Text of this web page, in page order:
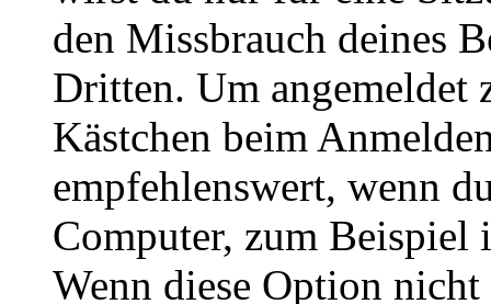
den Missbrauch deines
Dritten. Um angemeldet
Kästchen beim
empfehlenswert, wenn
Computer, zum Beispiel
Wenn diese Option